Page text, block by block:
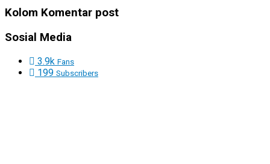
Kolom Komentar post
Sosial Media
3.9k Fans
199 Subscribers